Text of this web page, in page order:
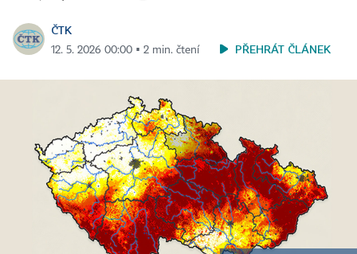
ČTK
12. 5. 2026 00:00 ▪ 2 min. čtení PŘEHRÁT ČLÁNEK